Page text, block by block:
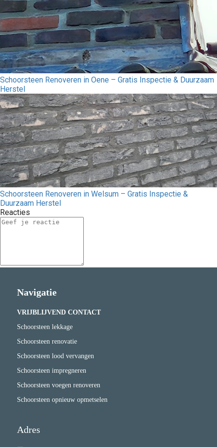
Schoorsteen Renoveren in Oene – Gratis Inspectie & Duurzaam
Herstel
Schoorsteen Renoveren in Welsum – Gratis Inspectie &
Duurzaam Herstel
Reacties
Navigatie
VRIJBLIJVEND CONTACT
Schoorsteen lekkage
Schoorsteen renovatie
Schoorsteen lood vervangen
Schoorsteen impregneren
Schoorsteen voegen renoveren
Schoorsteen opnieuw opmetselen
Adres